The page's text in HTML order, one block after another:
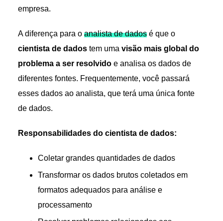
empresa.
A diferença para o analista de dadosé que o
cientista de dadostem uma visão mais global do
problema a ser resolvidoe analisa os dados de
diferentes fontes. Frequentemente, você passará
esses dados ao analista, que terá uma única fonte
de dados.
Responsabilidades do cientista de dados:
Coletar grandes quantidades de dados
Transformar os dados brutos coletados em
formatos adequados para análise e
processamento